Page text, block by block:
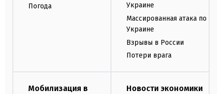
Погода
Украине
Массированная атака по
Украине
Взрывы в России
Потери врага
Мобилизация в
Новости экономики